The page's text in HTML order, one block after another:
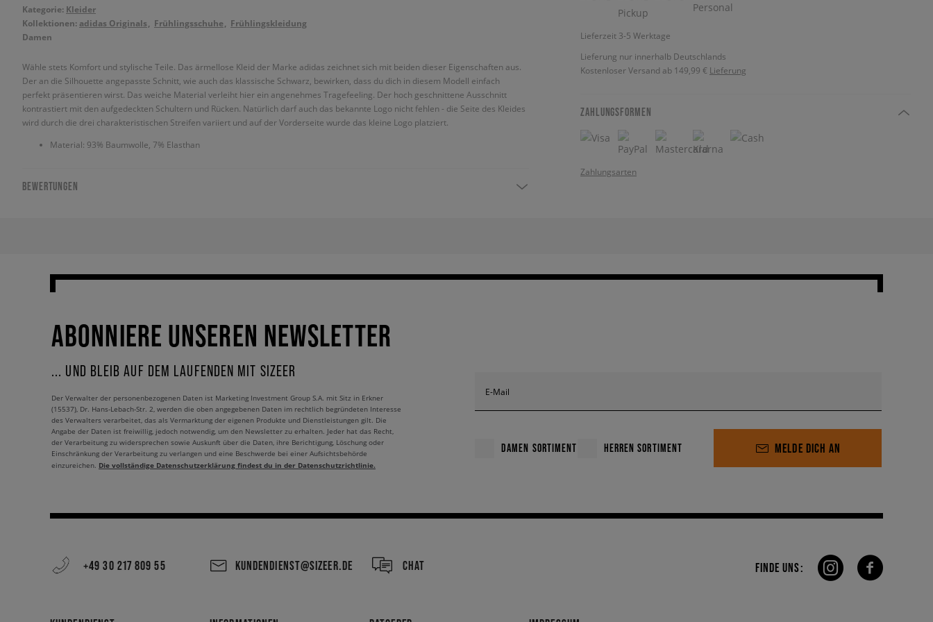
Kategorie: Kleider
Kollektionen: adidas Originals Frühlingsschuhe
Frühlingskleidung
Damen
Wähle stets Komfort und stylische Teile. Das ärmellose Kleid der Marke adidas zeichnet sich mit beiden dieser Eigenschaften aus.
Der an die Silhouette angepasste Schnitt, wie auch das klassische Schwarz, bewirken, dass du dich in diesem Modell einfach
perfekt präsentieren wirst. Das weiche Material verleiht hier ein angenehmes Tragefeeling. Der hoch geschnittene Ausschnitt
kontrastiert mit den aufgedeckten Schultern und Rücken. Natürlich darf auch das bekannte Logo nicht fehlen - die Seite des Kleides
wird durch die drei charakteristischen Streifen variiert und auf der Vorderseite wurde das kleine Logo platziert.
Material: 93% Baumwolle, 7% Elasthan
BEWERTUNGEN
Lieferzeit 3-5 Werktage
Lieferung nur innerhalb Deutschlands
Kostenloser Versand ab 149,99 € Lieferung
ZAHLUNGSFORMEN
Zahlungsarten
ABONNIERE UNSEREN NEWSLETTER
... UND BLEIB AUF DEM LAUFENDEN MIT SIZEER
E-Mail
DAMEN SORTIMENT HERREN SORTIMENT MELDE DICH AN
Der Verwalter der personenbezogenen Daten ist Marketing Investment Group S.A. mit Sitz in Erkner
(15537), Dr. Hans-Lebach-Str. 2, werden die oben angegebenen Daten im rechtlich begründeten Interesse
des Verwalters verarbeitet, das als Vermarktung der eigenen Produkte und Dienstleistungen gilt. Die
Angabe der Daten ist freiwillig, jedoch notwendig, um den Newsletter zu erhalten. Jeder hat das Recht,
der Verarbeitung zu widersprechen sowie Auskunft über die Daten, ihre Berichtigung, Löschung oder
Einschränkung der Verarbeitung zu verlangen und eine Beschwerde bei einer Aufsichtsbehörde
einzureichen. Die vollständige Datenschutzerklärung findest du in der Datenschutzrichtlinie.
+49 30 217 809 55 KUNDENDIENST@SIZEER.DE CHAT FINDE UNS: